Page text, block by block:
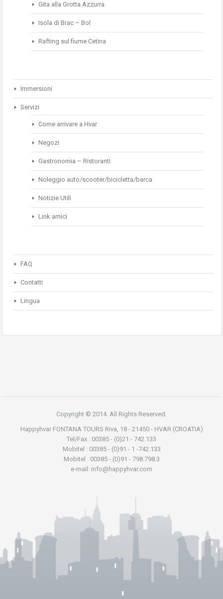
Gita alla Grotta Azzurra
Isola di Brac – Bol
Rafting sul fiume Cetina
Immersioni
Servizi
Come arrivare a Hvar
Negozi
Gastronomia – Ristoranti
Noleggio auto/scooter/bicicletta/barca
Notizie Utili
Link amici
FAQ
Contatti
Lingua
Copyright © 2014. All Rights Reserved.
Happyhvar FONTANA TOURS Riva, 18 - 21450 - HVAR (CROATIA)
Tel/Fax : 00385 - (0)21 - 742.133
Mobitel : 00385 - (0)91 - 1 -742.133
Mobitel : 00385 - (0)91 - 798.798.3
e-mail: info@happyhvar.com